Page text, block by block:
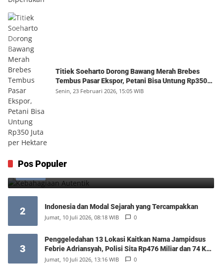
Titiek Soeharto Dorong Bawang Merah Brebes
Tembus Pasar Ekspor, Petani Bisa Untung Rp350
Juta per Hektare
Senin, 23 Februari 2026, 15:05 WIB
Pos Populer
1 Kebahagiaan Autentik
2 Indonesia dan Modal Sejarah yang Tercampakkan
Jumat, 10 Juli 2026, 08:18 WIB 0
3
Penggeledahan 13 Lokasi Kaitkan Nama Jampidsus
Febrie Adriansyah, Polisi Sita Rp476 Miliar dan 74 Kg
Emas
Jumat, 10 Juli 2026, 13:16 WIB 0